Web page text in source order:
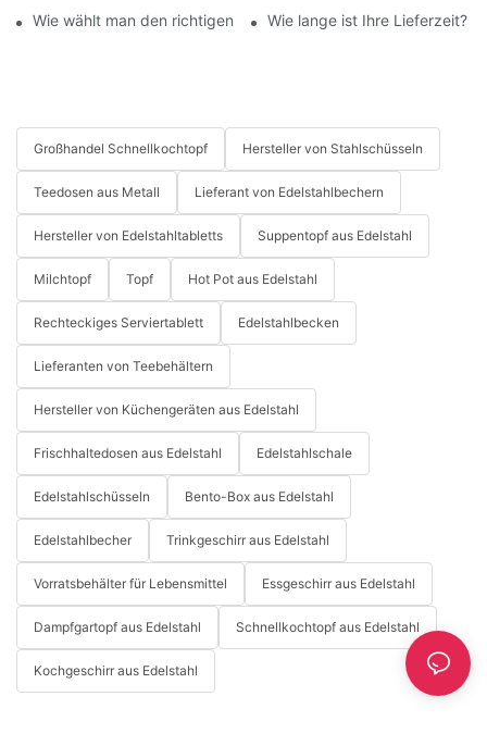
Wie wählt man den richtigen Edelstahl-Dampfgarer aus?
Wie lange ist Ihre Lieferzeit?
Großhandel Schnellkochtopf Hersteller von Stahlschüsseln
Teedosen aus Metall Lieferant von Edelstahlbechern
Hersteller von Edelstahltabletts Suppentopf aus Edelstahl
Milchtopf Topf Hot Pot aus Edelstahl
Rechteckiges Serviertablett Edelstahlbecken
Lieferanten von Teebehältern
Hersteller von Küchengeräten aus Edelstahl
Frischhaltedosen aus Edelstahl Edelstahlschale
Edelstahlschüsseln Bento-Box aus Edelstahl
Edelstahlbecher Trinkgeschirr aus Edelstahl
Vorratsbehälter für Lebensmittel Essgeschirr aus Edelstahl
Dampfgartopf aus Edelstahl Schnellkochtopf aus Edelstahl
Kochgeschirr aus Edelstahl